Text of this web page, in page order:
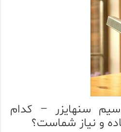
سنهایزر – کدام
و نیاز شماست؟